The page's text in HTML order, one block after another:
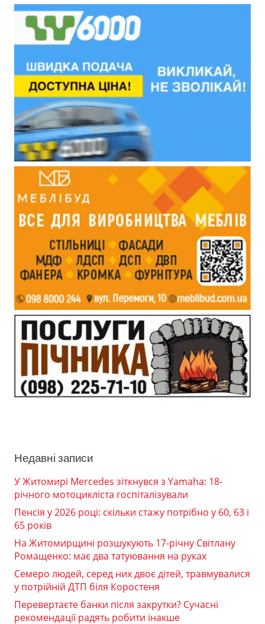
Недавні записи
У Житомирі Mercedes зіткнувся з Yamaha: 18-
річного мотоцикліста госпіталізували
Пенсія у 2026 році: скільки стажу потрібно у 60, 63 і
65 років
На Житомирщині розшукують 17-річну Світлану
Ромащенко: має два татуювання на руках
Семеро людей, серед них двоє дітей, травмувалися
у потрійній ДТП біля Коростеня
Перевертаєте банки після закрутки? Сучасні
рекомендації радять робити інакше